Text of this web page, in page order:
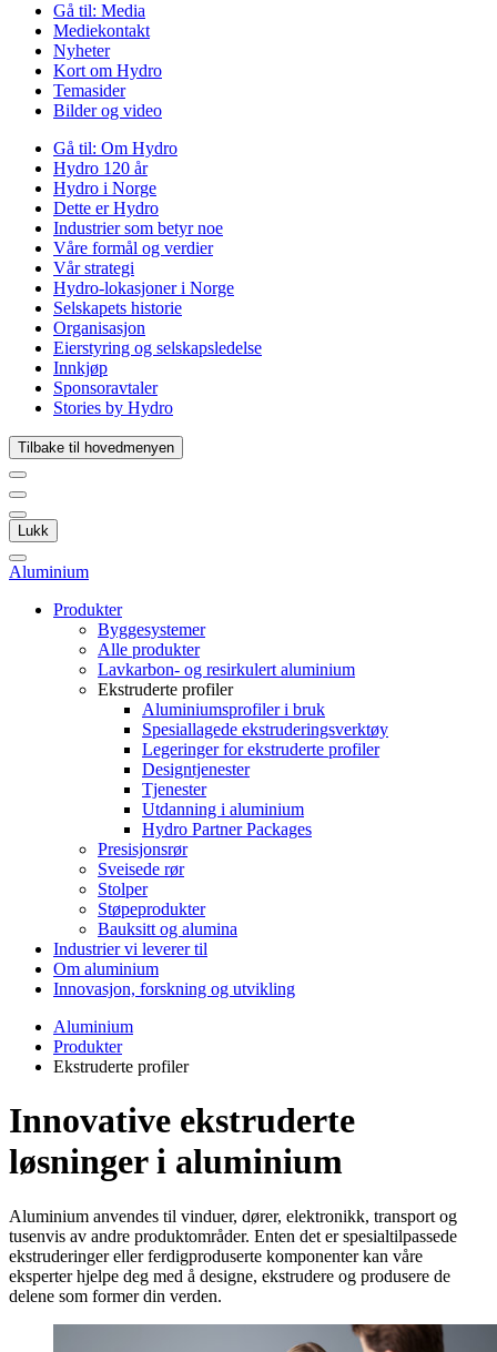
Gå til: Media
Mediekontakt
Nyheter
Kort om Hydro
Temasider
Bilder og video
Gå til: Om Hydro
Hydro 120 år
Hydro i Norge
Dette er Hydro
Industrier som betyr noe
Våre formål og verdier
Vår strategi
Hydro-lokasjoner i Norge
Selskapets historie
Organisasjon
Eierstyring og selskapsledelse
Innkjøp
Sponsoravtaler
Stories by Hydro
Tilbake til hovedmenyen
Lukk
Aluminium
Produkter
Byggesystemer
Alle produkter
Lavkarbon- og resirkulert aluminium
Ekstruderte profiler
Aluminiumsprofiler i bruk
Spesiallagede ekstruderingsverktøy
Legeringer for ekstruderte profiler
Designtjenester
Tjenester
Utdanning i aluminium
Hydro Partner Packages
Presisjonsrør
Sveisede rør
Stolper
Støpeprodukter
Bauksitt og alumina
Industrier vi leverer til
Om aluminium
Innovasjon, forskning og utvikling
Aluminium
Produkter
Ekstruderte profiler
Innovative ekstruderte
løsninger i aluminium
Aluminium anvendes til vinduer, dører, elektronikk, transport og
tusenvis av andre produktområder. Enten det er spesialtilpassede
ekstruderinger eller ferdigproduserte komponenter kan våre
eksperter hjelpe deg med å designe, ekstrudere og produsere de
delene som former din verden.